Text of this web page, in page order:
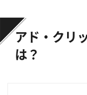
アド・クリ
は？